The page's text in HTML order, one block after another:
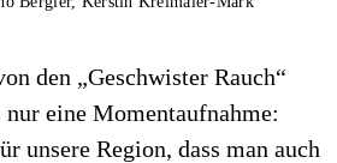
den „Geschwister Rauch“
eine Momentaufnahme:
unsere Region, dass man auch